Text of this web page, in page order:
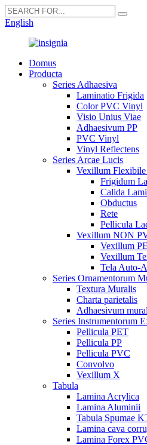
English
Domus
Producta
Series Adhaesiva
Laminatio Frigida
Color PVC Vinyl
Visio Unius Viae
Adhaesivum PP
PVC Vinyl
Vinyl Reflectens
Series Arcae Lucis
Vexillum
Frigidum
Calida
Obductus
Rete
Pellicula
Vexillum NON
Vexillum PE
Vexillum
Tela Auto-
Series Ornamentorum
Textura Muralis
Charta parietalis
Adhaesivum
Series Instrumentorum
Pellicula PET
Pellicula PP
Pellicula PVC
Convolvo
Vexillum X
Tabula
Lamina Acrylica
Lamina Aluminii
Tabula Spumae
Lamina cava
Lamina Forex